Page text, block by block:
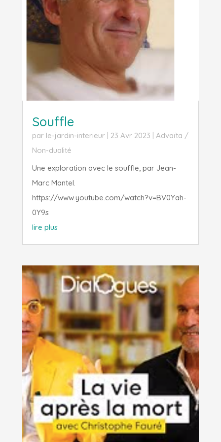
Souffle
par le-jardin-interieur| 23 Avr 2023 | Advaïta /
Non-dualité
Une exploration avec le souffle, par Jean-
Marc Mantel.
https://www.youtube.com/watch?v=BV0Yah-
0Y9s
lire plus